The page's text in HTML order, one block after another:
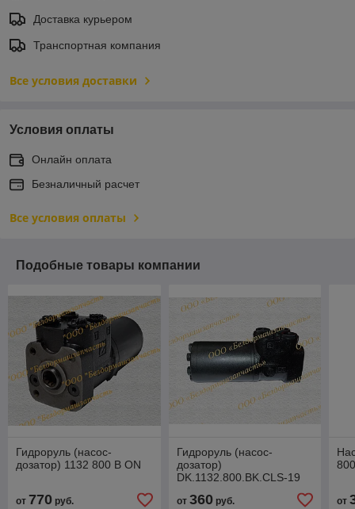
Доставка курьером
Транспортная компания
Все условия доставки
Условия оплаты
Онлайн оплата
Безналичный расчет
Все условия оплаты
Подобные товары компании
Гидроруль (насос-
дозатор) 1132 800 B ON
от 770 руб.
Гидроруль (насос-
дозатор)
DK.1132.800.BK.CLS-19
от 360руб. от